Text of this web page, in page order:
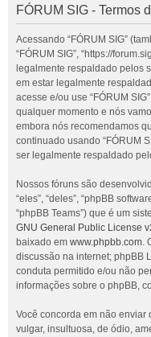
FÓRUM SIG - Termos
Acessando “FÓRUM SIG”
“FÓRUM SIG”, “https://
legalmente respaldado pelos
em estar legalmente
acesse e/ou use “FÓRUM
qualquer momento e nós
embora nós recomendamos
continuado usando “FÓRUM
ser legalmente respaldado
Nossos fóruns são
“eles”, “deles”, “phpBB
“phpBB Teams”) que é um
GNU General Public License
baixado em www.phpbb.com.
discussão na internet; phpBB
conduta permitido e/ou não
informações sobre o phpBB,
Você concorda em não
vulgar, insultuosa, de ódio,